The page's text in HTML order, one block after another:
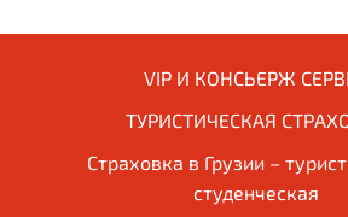
VIP И КОНСЬЕРЖ
ТУРИСТИЧЕСКАЯ
Страховка в Грузии –
студенческая